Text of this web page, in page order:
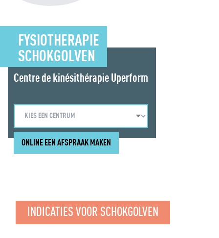
FYSIOTHERAPIE
SCHOKGOLVEN
Centre de kinésithérapie Uperform
ONLINE EEN AFSPRAAK MAKEN
INDICATIES VOOR SCHOKGOLVEN